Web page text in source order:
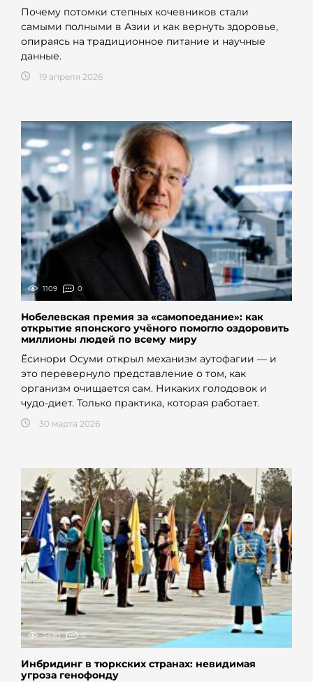
Почему потомки степных кочевников стали
самыми полными в Азии и как вернуть здоровье,
опираясь на традиционное питание и научные
данные.
19 апреля 2026
1109 0
Нобелевская премия за «самопоедание»: как
открытие японского учёного помогло оздоровить
миллионы людей по всему миру
Ёсинори Осуми открыл механизм аутофагии — и
это перевернуло представление о том, как
организм очищается сам. Никаких голодовок и
чудо-диет. Только практика, которая работает.
30 марта 2026
2490 0
Инбридинг в тюркских странах: невидимая
угроза генофонду